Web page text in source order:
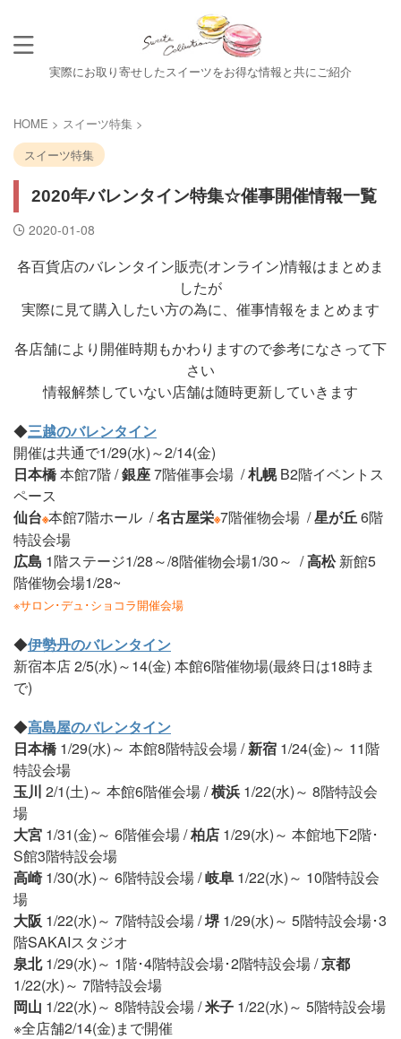
実際にお取り寄せしたスイーツをお得な情報と共にご紹介
HOME > スイーツ特集 >
スイーツ特集
2020年バレンタイン特集☆催事開催情報一覧
2020-01-08
各百貨店のバレンタイン販売(オンライン)情報はまとめま
したが
実際に見て購入したい方の為に、催事情報をまとめます
各店舗により開催時期もかわりますので参考になさって下
さい
情報解禁していない店舗は随時更新していきます
◆三越のバレンタイン
開催は共通で1/29(水)～2/14(金)
日本橋本館7階 /銀座7階催事会場 /札幌B2階イベントス
ペース
仙台※本館7階ホール /名古屋栄※7階催物会場 /星が丘6階
特設会場
広島 1階ステージ1/28～/8階催物会場1/30～ /高松新館5
階催物会場1/28~
※サロン･デュ･ショコラ開催会場
◆伊勢丹のバレンタイン
新宿本店 2/5(水)～14(金) 本館6階催物場(最終日は18時ま
で)
◆高島屋のバレンタイン
日本橋1/29(水)～ 本館8階特設会場 /新宿 1/24(金)～ 11階
特設会場
玉川 2/1(土)～ 本館6階催会場 /横浜 1/22(水)～ 8階特設会
場
大宮 1/31(金)～ 6階催会場 /柏店 1/29(水)～ 本館地下2階･
S館3階特設会場
高崎1/30(水)～ 6階特設会場 /岐阜 1/22(水)～ 10階特設会
場
大阪 1/22(水)～ 7階特設会場 /堺 1/29(水)～ 5階特設会場･3
階SAKAIスタジオ
泉北1/29(水)～ 1階･4階特設会場･2階特設会場 /京都
1/22(水)～ 7階特設会場
岡山 1/22(水)～ 8階特設会場 /米子 1/22(水)～ 5階特設会場
※全店舗2/14(金)まで開催